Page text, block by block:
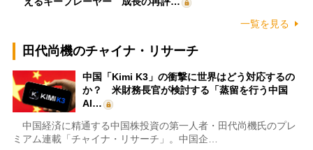
一覧を見る
田代尚機のチャイナ・リサーチ
中国「Kimi K3」の衝撃に世界はどう対応するの
か？ 米財務長官が検討する「蒸留を行う中国
AI…
中国経済に精通する中国株投資の第一人者・田代尚機氏のプレ
ミアム連載「チャイナ・リサーチ」。中国企…